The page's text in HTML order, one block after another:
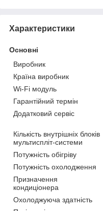
Характеристики
Основні
Виробник
Країна виробник
Wi-Fi модуль
Гарантійний термін
Додатковий сервіс
Кількість внутрішніх блоків
мультиспліт-системи
Потужність обігріву
Потужність охолодження
Призначення
кондиціонера
Охолоджуюча здатність